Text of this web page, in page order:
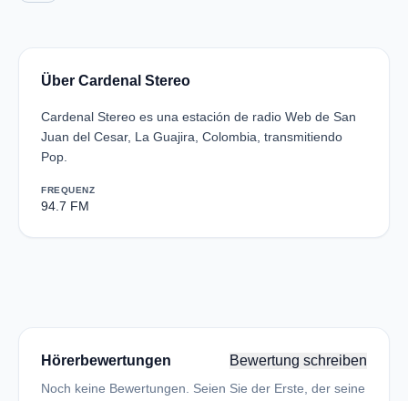
Über Cardenal Stereo
Cardenal Stereo es una estación de radio Web de San
Juan del Cesar, La Guajira, Colombia, transmitiendo
Pop.
FREQUENZ
94.7 FM
Hörerbewertungen Bewertung schreiben
Noch keine Bewertungen. Seien Sie der Erste, der seine